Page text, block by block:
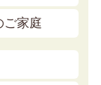
ご家庭